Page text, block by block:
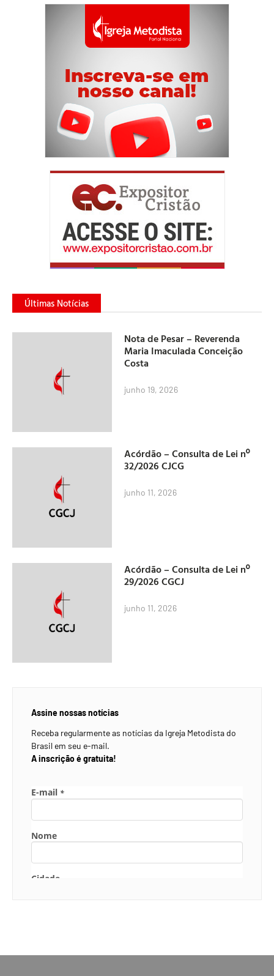
Últimas Notícias
Nota de Pesar – Reverenda
Maria Imaculada Conceição
Costa
junho 19, 2026
Acórdão – Consulta de Lei nº
32/2026 CJCG
junho 11, 2026
Acórdão – Consulta de Lei nº
29/2026 CGCJ
junho 11, 2026
Assine nossas notícias
Receba regularmente as notícias da Igreja Metodista do
Brasil em seu e-mail.
A inscrição é gratuita!